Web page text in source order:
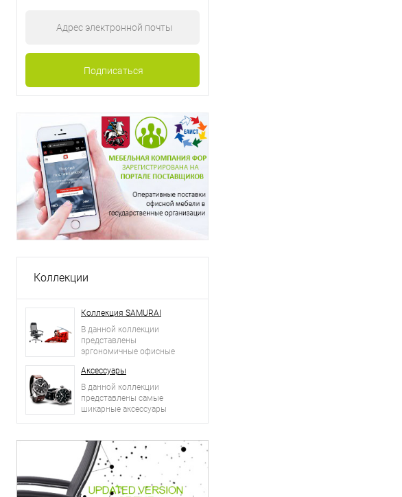
Коллекции
Коллекция SAMURAI
В данной коллекции
представлены
эргономичные офисные
Аксессуары
В данной коллекции
представлены самые
шикарные аксессуары